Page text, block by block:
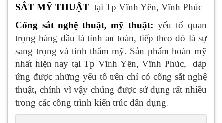
SẮT MỸ THUẬT tại Tp Vĩnh Yên, Vĩnh Phúc
Cổng sắt nghệ thuật, mỹ thuật: yếu tố quan
trọng hàng đầu là tính an toàn, tiếp theo đó là sự
sang trọng và tính thẩm mỹ. Sản phẩm hoàn mỹ
nhất hiện nay tại Tp Vĩnh Yên, Vĩnh Phúc, đáp
ứng được những yếu tố trên chỉ có cổng sắt nghệ
thuật, chính vì vậy chúng được sử dụng rất nhiều
trong các công trình kiến trúc dân dụng.